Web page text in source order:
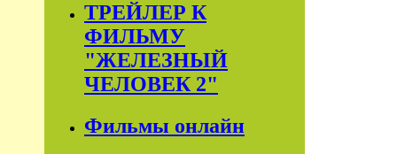
ТРЕЙЛЕР К
ФИЛЬМУ
"ЖЕЛЕЗНЫЙ
ЧЕЛОВЕК 2"
Фильмы онлайн